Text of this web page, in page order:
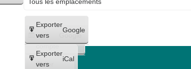
Créer
un
compte
Google
Créer
Exporter
vers
Google
Exporter
vers
iCal